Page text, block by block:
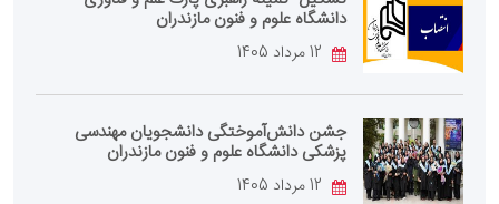
دانشگاه علوم و فنون مازندران
جشن دانش‌آموختگی دانشجویان مهندسی
پزشکی دانشگاه علوم و فنون مازندران